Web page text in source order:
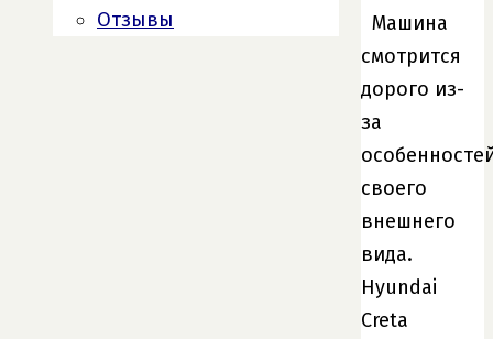
Машина
смотрится
дорого из-
за
своего
внешнего
вида.
Hyundai
Creta
Отзывы